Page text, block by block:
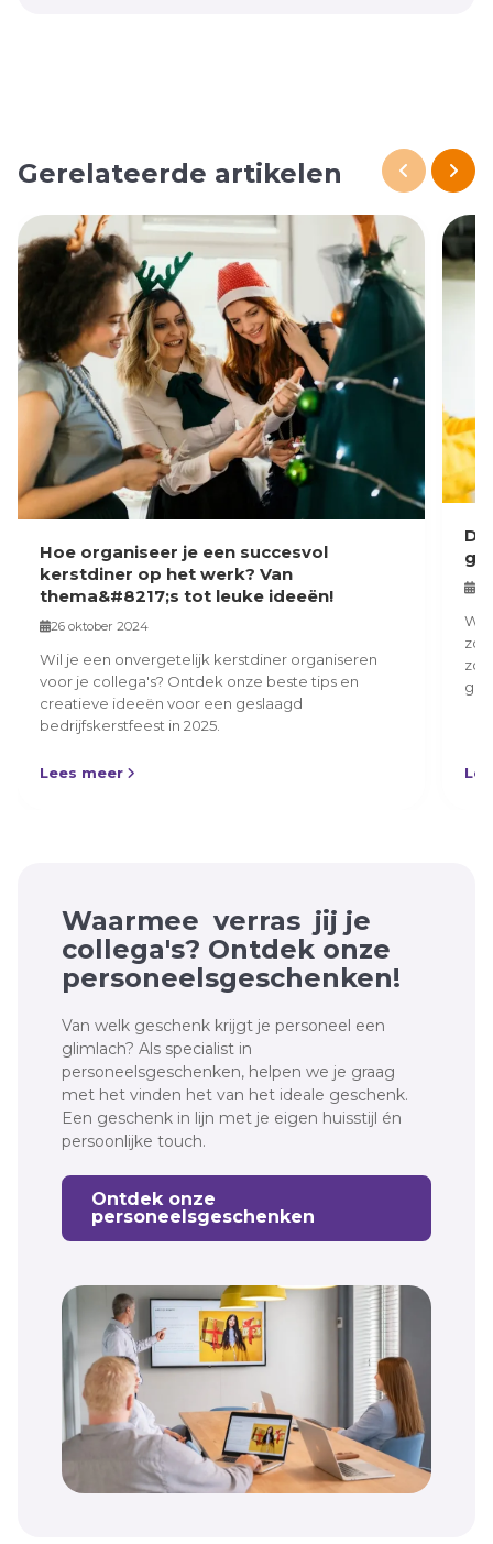
Gerelateerde artikelen
Hoe organiseer je een succesvol
kerstdiner op het werk? Van
thema&#8217;s tot leuke ideeën!
26 oktober 2024
Wil je een onvergetelijk kerstdiner organiseren
voor je collega's? Ontdek onze beste tips en
creatieve ideeën voor een geslaagd
bedrijfskerstfeest in 2025.
Lees meer
4
Wil
Waarmee verras jij je
collega's? Ontdek onze
personeelsgeschenken!
Van welk geschenk krijgt je personeel een
glimlach? Als specialist in
personeelsgeschenken, helpen we je graag
met het vinden het van het ideale geschenk.
Een geschenk in lijn met je eigen huisstijl én
persoonlijke touch.
Ontdek onze
personeelsgeschenken